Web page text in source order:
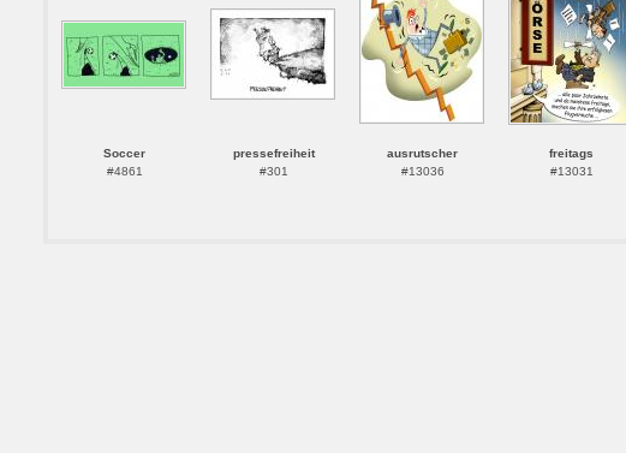
Soccer
#4861
pressefreiheit
#301
ausrutscher
#13036
freitags
#13031